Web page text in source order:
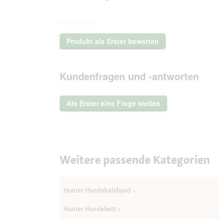
Kein
Beurteilungswert
Produkt als Erster bewerten
.
Aktion
ein
modales
Kundenfragen und -antworten
Als Erster eine Frage stellen
Weitere passende Kategorien
Hunter Hundehalsband
Hunter Hundebett